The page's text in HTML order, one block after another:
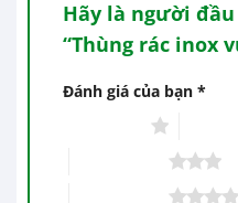
Hãy là người
“Thùng rác inox
Đánh giá của bạn *